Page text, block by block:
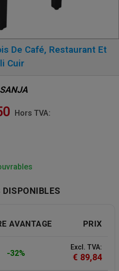
De Café, Restaurant Et
Cuir
Hors TVA:
AVANTAGE PRIX
-32%
Excl. TVA:
€ 89,84